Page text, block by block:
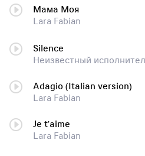
Мама Моя
Lara Fabian
Silence
Неизвестный
Adagio (Italian version)
Lara Fabian
Je t’aime
Lara Fabian